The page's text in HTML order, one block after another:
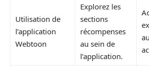
Utilisation de
l’application
Webtoon
Explorez les
sections
récompenses
au sein de
l’application.